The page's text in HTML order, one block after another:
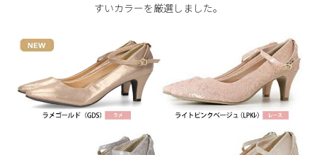
すいカラーを厳選しました。